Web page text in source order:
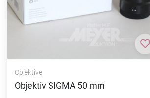
Objektive
Objektiv SIGMA 50 mm